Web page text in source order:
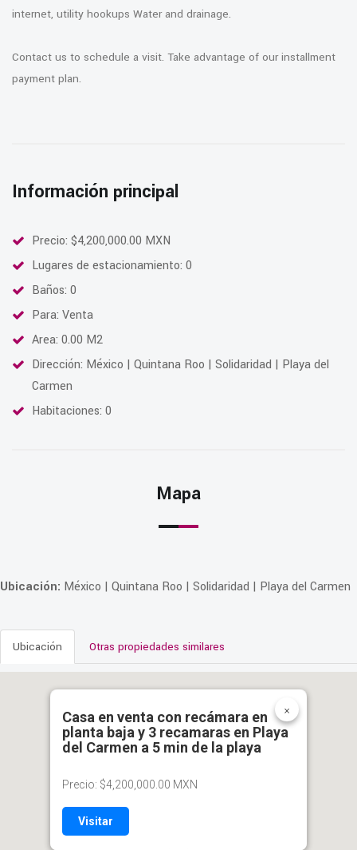
internet, utility hookups Water and drainage.
Contact us to schedule a visit. Take advantage of our installment
payment plan.
Información principal
Precio: $4,200,000.00 MXN
Lugares de estacionamiento: 0
Baños: 0
Para: Venta
Area: 0.00 M2
Dirección: México | Quintana Roo | Solidaridad | Playa del
Carmen
Habitaciones: 0
Mapa
Ubicación: México | Quintana Roo | Solidaridad | Playa del Carmen
Ubicación Otras propiedades similares
×
Casa en venta con recámara en
planta baja y 3 recamaras en Playa
del Carmen a 5 min de la playa
Precio: $4,200,000.00 MXN
Visitar